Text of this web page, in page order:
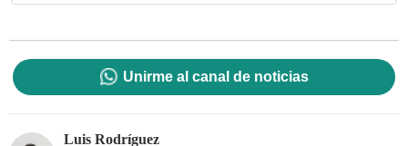
Unirme al canal de noticias
Luis Rodríguez